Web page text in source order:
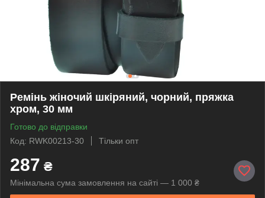
Ремінь жіночий шкіряний, чорний, пряжка
хром, 30 мм
Готово до відправки
Код: RWK00213-30
Тільки опт
287 ₴
Мінімальна сума замовлення на сайті — 1 000 ₴